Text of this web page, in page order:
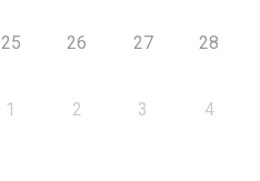
25 26 27 28
1 2 3 4